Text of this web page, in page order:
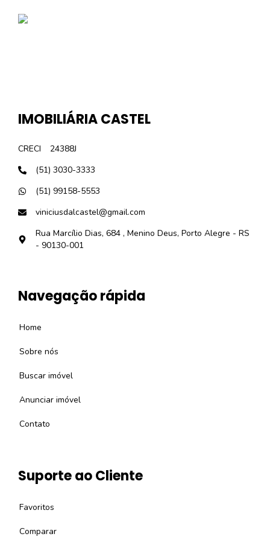
IMOBILIÁRIA CASTEL
CRECI
24388J
(51) 3030-3333
(51) 99158-5553
viniciusdalcastel@gmail.com
Rua Marcílio Dias, 684 , Menino Deus, Porto Alegre - RS
- 90130-001
Navegação rápida
Home
Sobre nós
Buscar imóvel
Anunciar imóvel
Contato
Suporte ao Cliente
Favoritos
Comparar